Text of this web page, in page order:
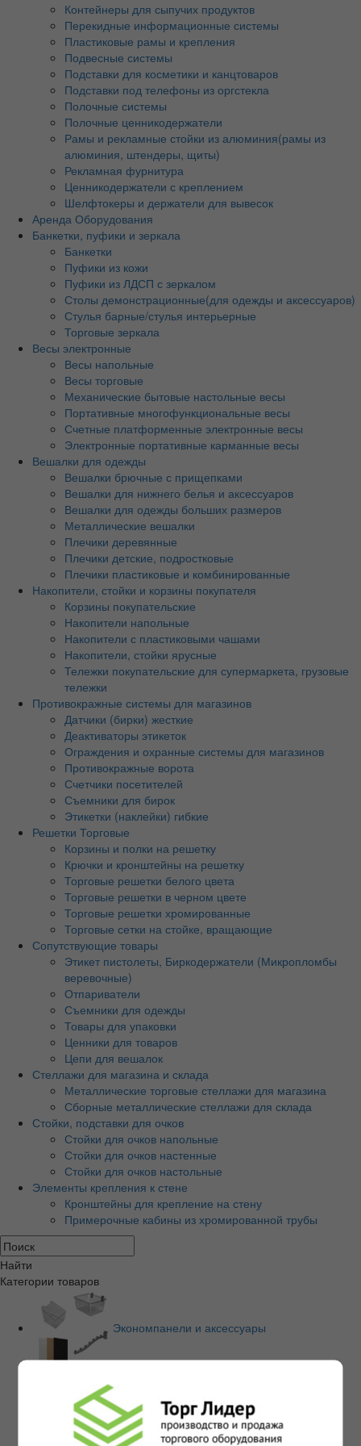
Контейнеры для сыпучих продуктов
Перекидные информационные системы
Пластиковые рамы и крепления
Подвесные системы
Подставки для косметики и канцтоваров
Подставки под телефоны из оргстекла
Полочные системы
Полочные ценникодержатели
Рамы и рекламные стойки из алюминия(рамы из
алюминия, штендеры, щиты)
Рекламная фурнитура
Ценникодержатели с креплением
Шелфтокеры и держатели для вывесок
Аренда Оборудования
Банкетки, пуфики и зеркала
Банкетки
Пуфики из кожи
Пуфики из ЛДСП с зеркалом
Столы демонстрационные(для одежды и аксессуаров)
Стулья барные/стулья интерьерные
Торговые зеркала
Весы электронные
Весы напольные
Весы торговые
Механические бытовые настольные весы
Портативные многофункциональные весы
Счетные платформенные электронные весы
Электронные портативные карманные весы
Вешалки для одежды
Вешалки брючные с прищепками
Вешалки для нижнего белья и аксессуаров
Вешалки для одежды больших размеров
Металлические вешалки
Плечики деревянные
Плечики детские, подростковые
Плечики пластиковые и комбинированные
Накопители, стойки и корзины покупателя
Корзины покупательские
Накопители напольные
Накопители с пластиковыми чашами
Накопители, стойки ярусные
Тележки покупательские для супермаркета, грузовые
тележки
Противокражные системы для магазинов
Датчики (бирки) жесткие
Деактиваторы этикеток
Ограждения и охранные системы для магазинов
Противокражные ворота
Счетчики посетителей
Съемники для бирок
Этикетки (наклейки) гибкие
Решетки Торговые
Корзины и полки на решетку
Крючки и кронштейны на решетку
Торговые решетки белого цвета
Торговые решетки в черном цвете
Торговые решетки хромированные
Торговые сетки на стойке, вращающие
Сопутствующие товары
Этикет пистолеты, Биркодержатели (Микропломбы
веревочные)
Отпариватели
Съемники для одежды
Товары для упаковки
Ценники для товаров
Цепи для вешалок
Стеллажи для магазина и склада
Металлические торговые стеллажи для магазина
Сборные металлические стеллажи для склада
Стойки, подставки для очков
Стойки для очков напольные
Стойки для очков настенные
Стойки для очков настольные
Элементы крепления к стене
Кронштейны для крепление на стену
Примерочные кабины из хромированной трубы
Найти
Категории товаров
Экономпанели и аксессуары
Экономпанели пластиковые ПВХ
Кронштейны,крючки,полкодержатели для
экономпанели
Корзины,накопители для экономпанель